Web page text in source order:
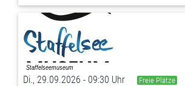
Di., 29.09.2026 - 09:30 Uhr
Freie Plätze